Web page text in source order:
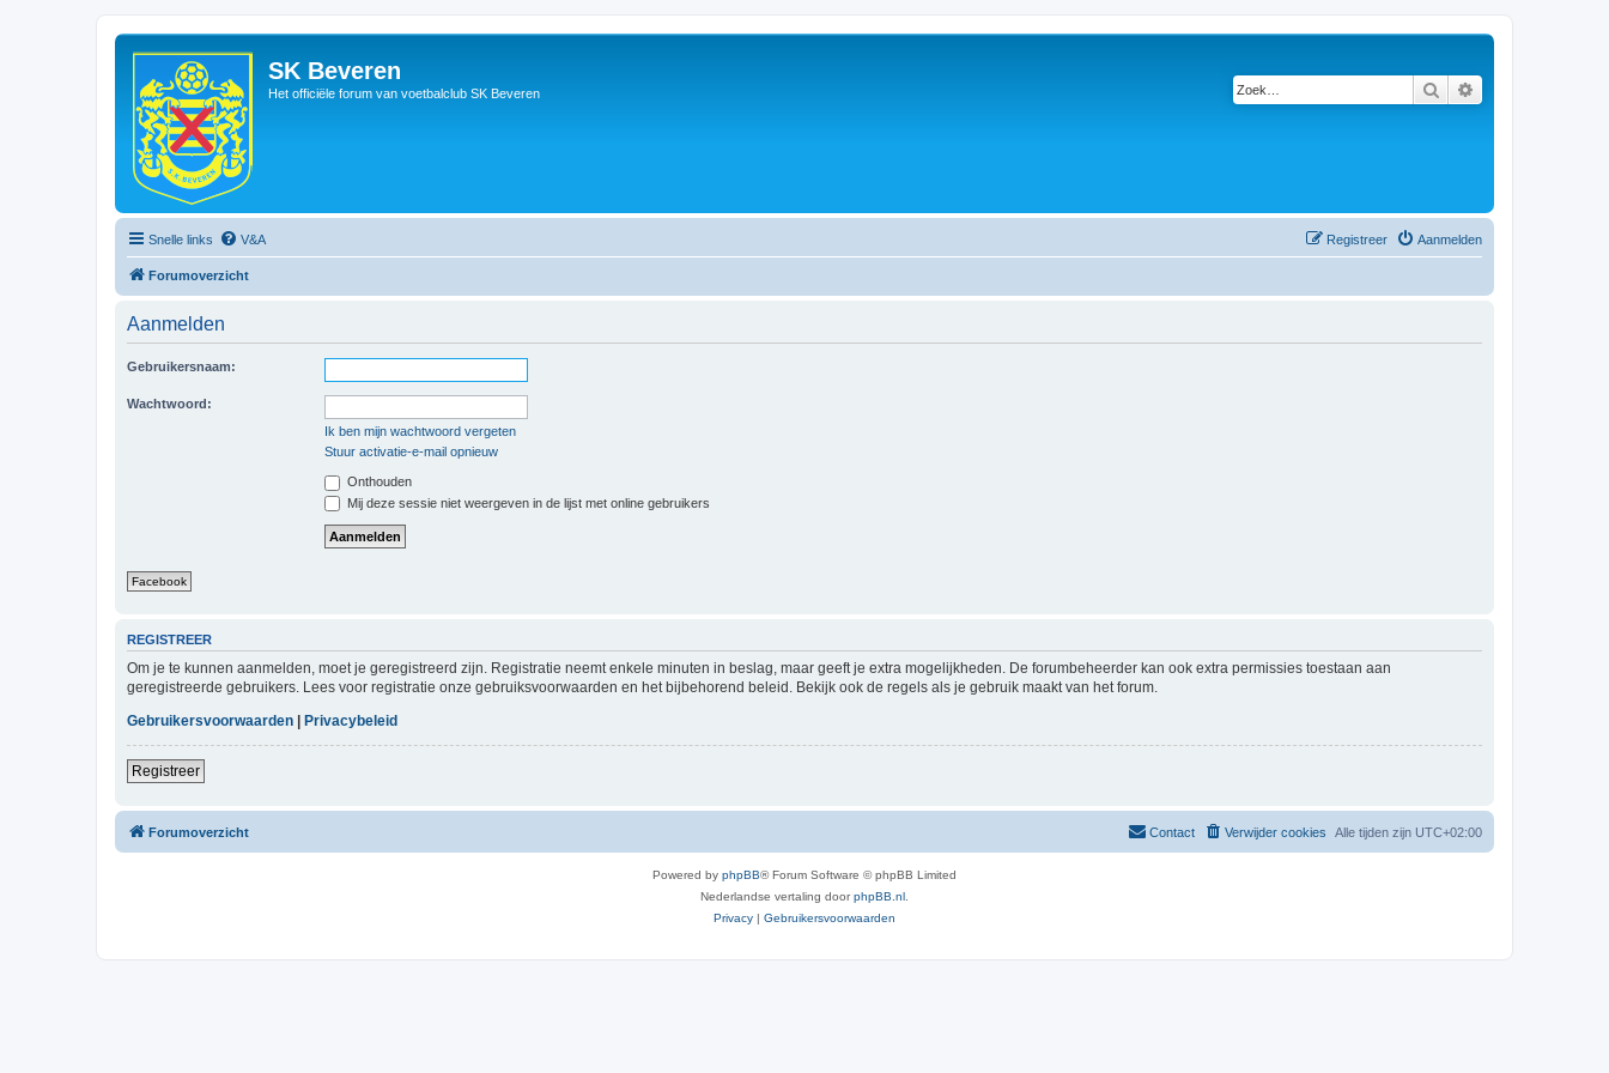
SK Beveren
Het officiële forum van voetbalclub SK Beveren Zoek
Snelle links V&A Aanmelden
Registreer
Forumoverzicht
Aanmelden
Gebruikersnaam:
Wachtwoord:
Ik ben mijn wachtwoord vergeten
Stuur activatie-e-mail opnieuw
Onthouden
Mij deze sessie niet weergeven in de lijst met online gebruikers
Facebook
REGISTREER
Om je te kunnen aanmelden, moet je geregistreerd zijn. Registratie neemt enkele minuten in beslag, maar geeft je extra mogelijkheden. De forumbeheerder kan ook extra permissies toestaan aan
geregistreerde gebruikers. Lees voor registratie onze gebruiksvoorwaarden en het bijbehorend beleid. Bekijk ook de regels als je gebruik maakt van het forum.
Gebruikersvoorwaarden | Privacybeleid
Registreer
Forumoverzicht Alle tijden zijn UTC+02:00
Verwijder cookies
Contact
Powered by phpBB® Forum Software © phpBB Limited
Nederlandse vertaling doorphpBB.nl
Privacy | Gebruikersvoorwaarden